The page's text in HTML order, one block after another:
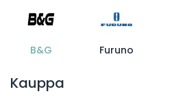
B&G Furuno
Kauppa